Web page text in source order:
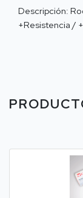
Descripción:
+Resistencia /